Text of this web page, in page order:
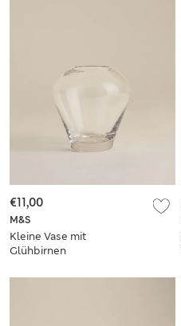
M&S
Kleine Vase mit
Glühbirnen
€11,00